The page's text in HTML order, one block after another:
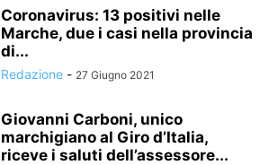
Coronavirus: 13 positivi nelle
Marche, due i casi nella provincia
di...
Redazione - 27 Giugno 2021
Giovanni Carboni, unico
marchigiano al Giro d’Italia,
riceve i saluti dell’assessore...